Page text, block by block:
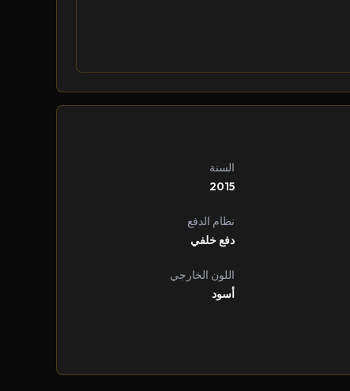
السنة
2015
نظام الدفع
دفع خلفي
اللون الخارجي
أسود